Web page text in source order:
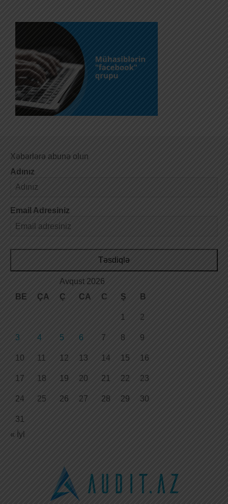
Xəbərlərə abunə olun
Adınız
Email Adresiniz
Təsdiqlə
Avqust 2026
BE
ÇA Ç CA C Ş B
1 2
3 4 5 6 7 8 9
10 11 12 13 14 15 16
17 18 19 20 21 22 23
24 25 26 27 28 29 30
31
« İyl